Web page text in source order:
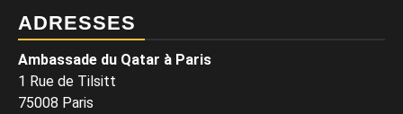
ADRESSES
Ambassade du Qatar à Paris
1 Rue de Tilsitt
75008 Paris